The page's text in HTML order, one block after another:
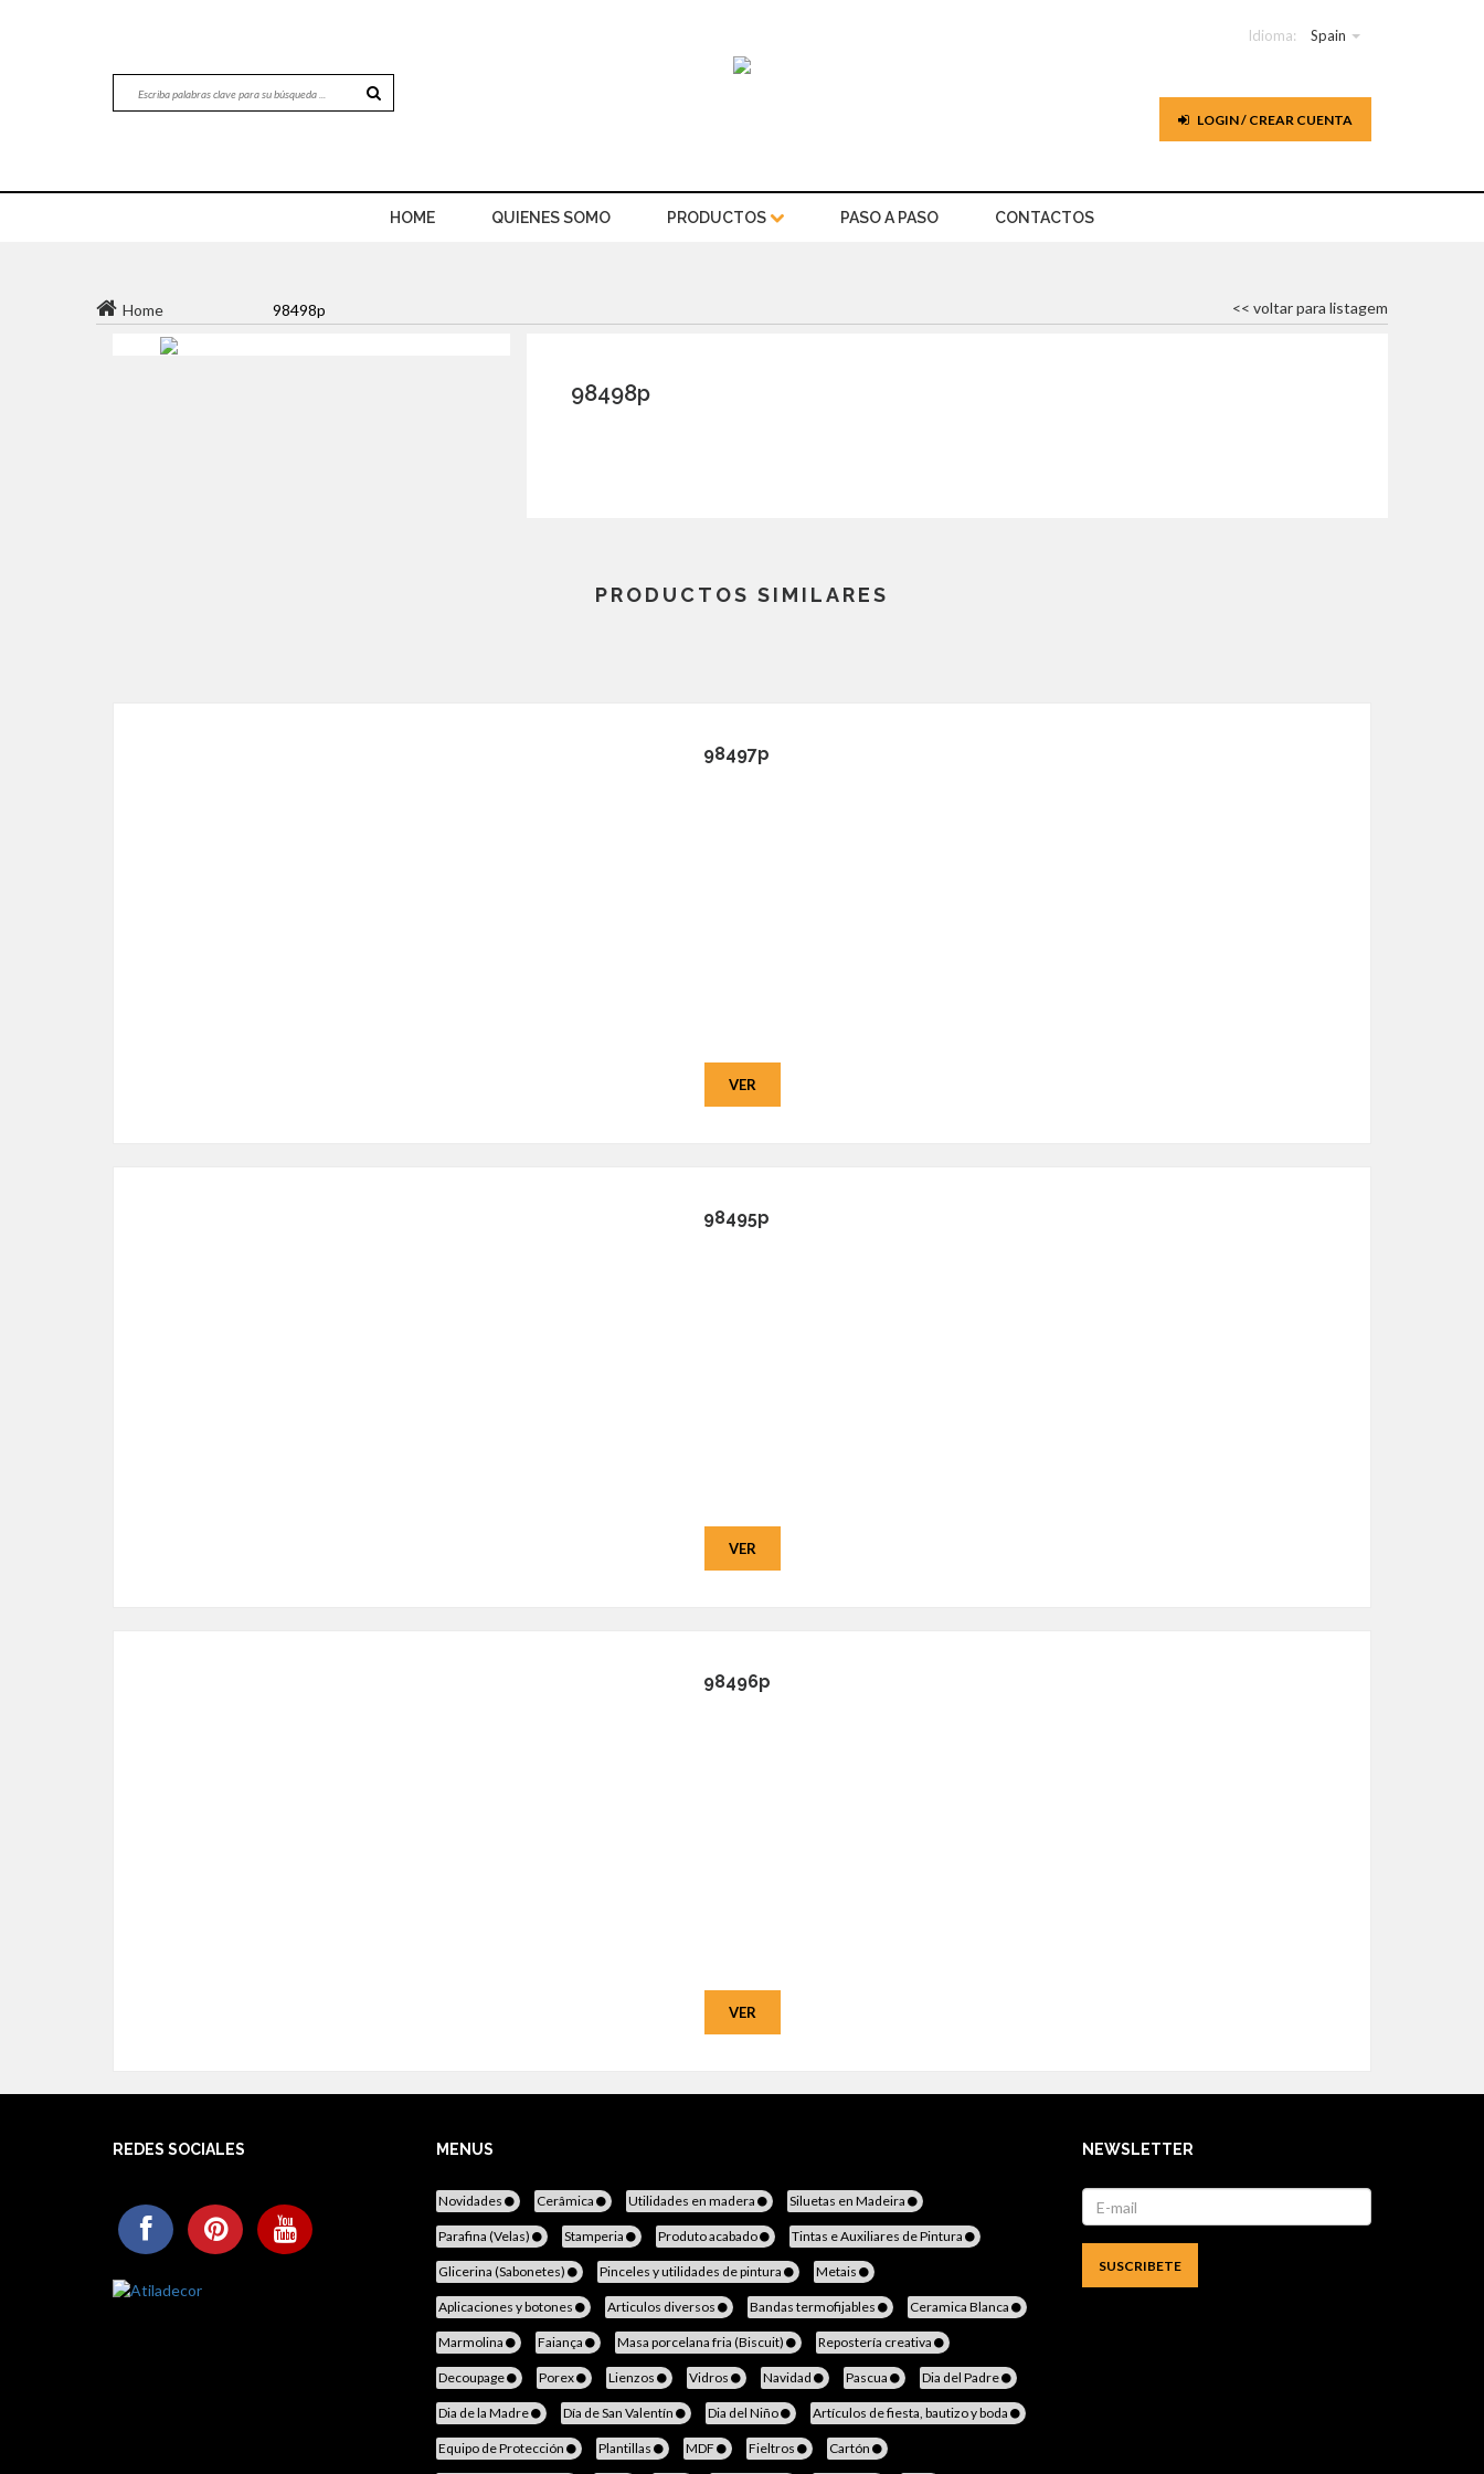
Idioma: Spain
LOGIN / CREAR CUENTA
HOME QUIENES SOMO PRODUCTOS PASO A PASO CONTACTOS
Home 98498p << voltar para listagem
98498p
PRODUCTOS SIMILARES
98497p
VER
98495p
VER
98496p
VER
REDES SOCIALES MENUS
Novidades Cerâmica Utilidades en madera Siluetas en Madeira
Parafina (Velas) Stamperia Produto acabado Tintas e Auxiliares de Pintura
Glicerina (Sabonetes) Pinceles y utilidades de pintura Metais
Aplicaciones y botones Articulos diversos Bandas termofijables Ceramica Blanca
Marmolina Faiança Masa porcelana fria (Biscuit) Repostería creativa
Decoupage Porex Lienzos Vidros Navidad Pascua Dia del Padre
Dia de la Madre Día de San Valentín Dia del Niño Artículos de fiesta, bautizo y boda
Equipo de Protección Plantillas MDF Fieltros Cartón
NEWSLETTER